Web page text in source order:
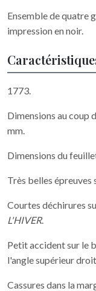
Ensemble de quatre
impression en noir.
1773.
Dimensions au coup
mm.
Dimensions du
Très belles épreuves
Courtes déchirures
L'HIVER.
Petit accident sur le
l'angle supérieur
Cassures dans la